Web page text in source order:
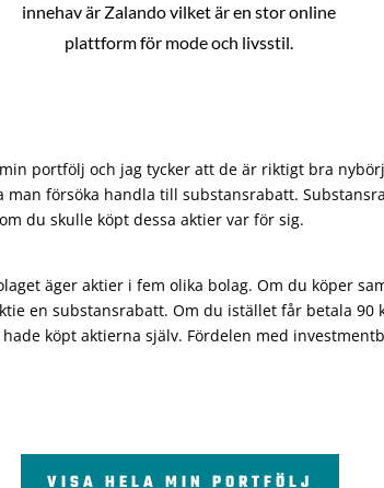
innehav är Zalando vilket är en stor online
plattform för mode och livsstil.
portfölj och jag tycker att de är riktigt bra
försöka handla till substansrabatt.
du skulle köpt dessa aktier var för sig.
äger aktier i fem olika bolag. Om du köper
en substansrabatt. Om du istället får betala
köpt aktierna själv. Fördelen med
VISA HELA MIN PORTFÖLJ